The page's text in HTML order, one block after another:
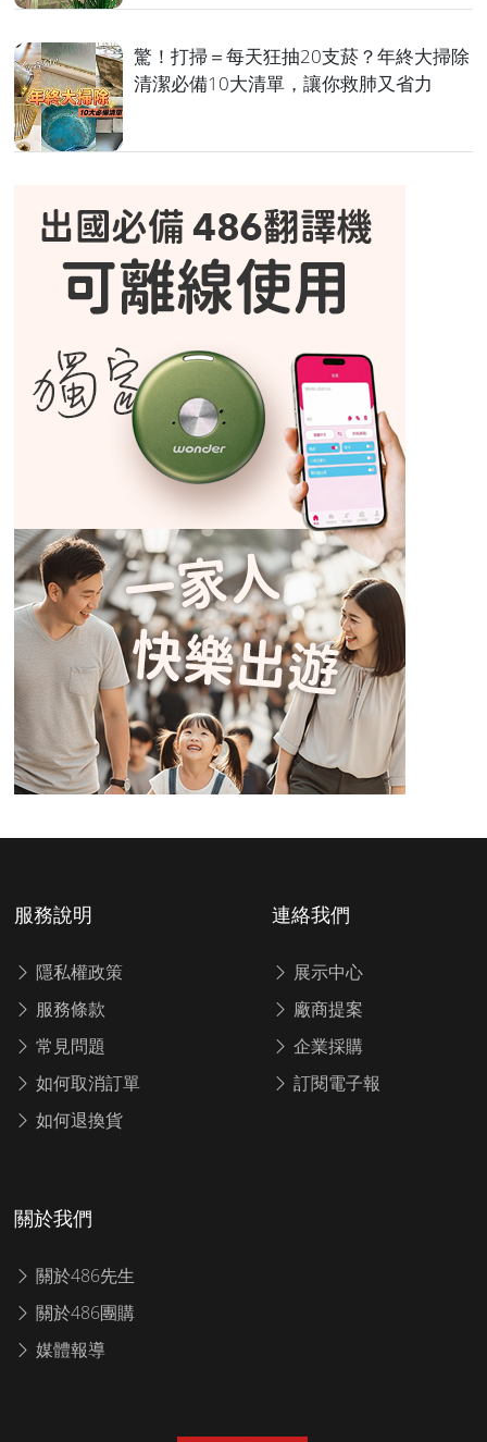
驚！打掃＝每天狂抽20支菸？年終大掃除
清潔必備10大清單，讓你救肺又省力
服務說明
隱私權政策
服務條款
常見問題
如何取消訂單
如何退換貨
連絡我們
展示中心
廠商提案
企業採購
訂閱電子報
關於我們
關於486先生
關於486團購
媒體報導